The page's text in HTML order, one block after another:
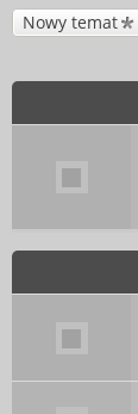
Nowy temat